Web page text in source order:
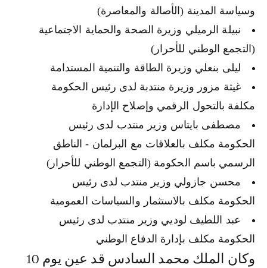
وسياسة المدينة (الأصالة والمعاصرة)
نبيلة الرميلي وزيرة الصحة والحماية الاجتماعية
(التجمع الوطني للأحرار)
ليلى بنعلي وزيرة الطاقة والتنمية المستدامة
غيثة مزور وزيرة منتدبة لدى رئيس الحكومة
مكلفة بالتحول الرقمي وإصلاح الإدارة
مصطفى بايتاس وزير منتدب لدى رئيس
الحكومة مكلف بالعلاقات مع البرلمان - الناطق
الرسمي باسم الحكومة (التجمع الوطني للأحرار)
محسن جازولي وزير منتدب لدى رئيس
الحكومة مكلف بالاستثمار والسياسات العمومية
عبد اللطيف لوديي وزير منتدب لدى رئيس
الحكومة مكلف بإدارة الدفاع الوطني
وكان الملك محمد السادس قد عين يوم 10